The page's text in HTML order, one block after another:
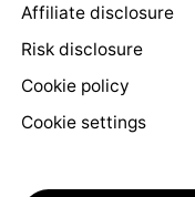
Affiliate disclosure
Risk disclosure
Cookie policy
Cookie settings